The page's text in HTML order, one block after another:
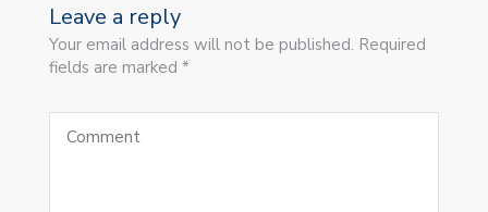
Leave a reply
Your email address will not be published. Required
fields are marked *